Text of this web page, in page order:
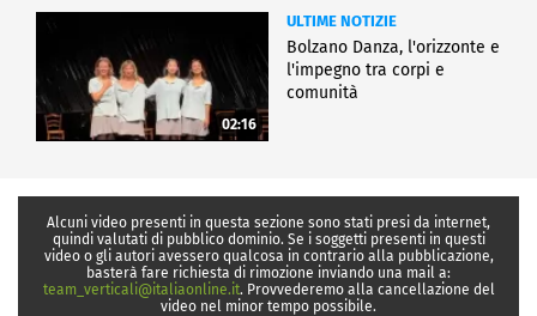
02:16
ULTIME NOTIZIE
Bolzano Danza, l'orizzonte e
l'impegno tra corpi e
comunità
Alcuni video presenti in questa sezione sono stati presi da internet,
quindi valutati di pubblico dominio. Se i soggetti presenti in questi
video o gli autori avessero qualcosa in contrario alla pubblicazione,
basterà fare richiesta di rimozione inviando una mail a:
team_verticali@italiaonline.it. Provvederemo alla cancellazione del
video nel minor tempo possibile.